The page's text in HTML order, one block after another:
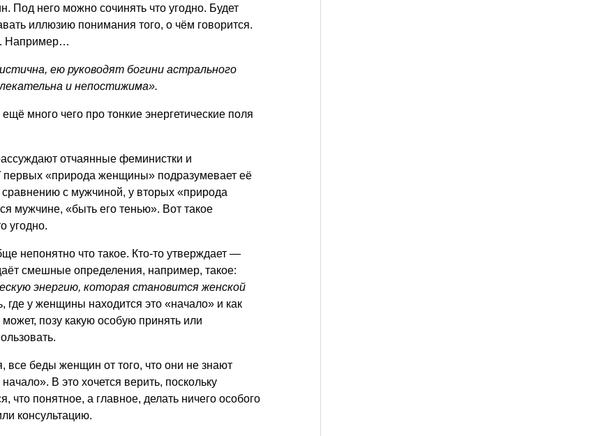
него можно сочинять что угодно. Будет
иллюзию понимания того, о чём говорится.
Например…
ею руководят богини астрального
и непостижима».
много чего про тонкие энергетические поля
отчаянные феминистки и
первых «природа женщины» подразумевает её
с мужчиной, у вторых «природа
мужчине, «быть его тенью». Вот такое
угодно.
непонятно что такое. Кто-то утверждает —
смешные определения, например, такое:
энергию, которая становится женской
где у женщины находится это «начало» и как
позу какую особую принять или
все беды женщин от того, что они не знают
В это хочется верить, поскольку
что понятное, а главное, делать ничего особого
консультацию.